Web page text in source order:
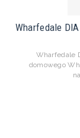
Wharfedale
Wharfedale
domowego